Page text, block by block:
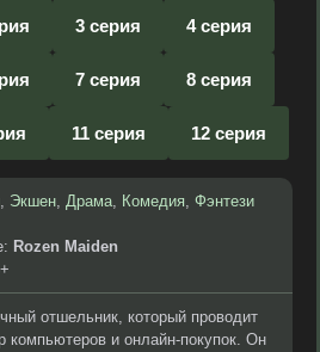
3 серия 4 серия
7 серия 8 серия
11 серия 12 серия
, Экшен, Драма, Комедия, Фэнтези
Rozen Maiden
отшельник, который проводит
компьютеров и онлайн-покупок. Он